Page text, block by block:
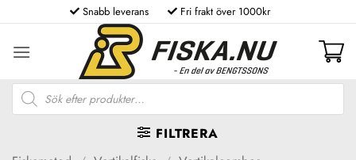
to
content
Snabb leverans Fri frakt över 1000kr
Produktsökning
FILTRERA